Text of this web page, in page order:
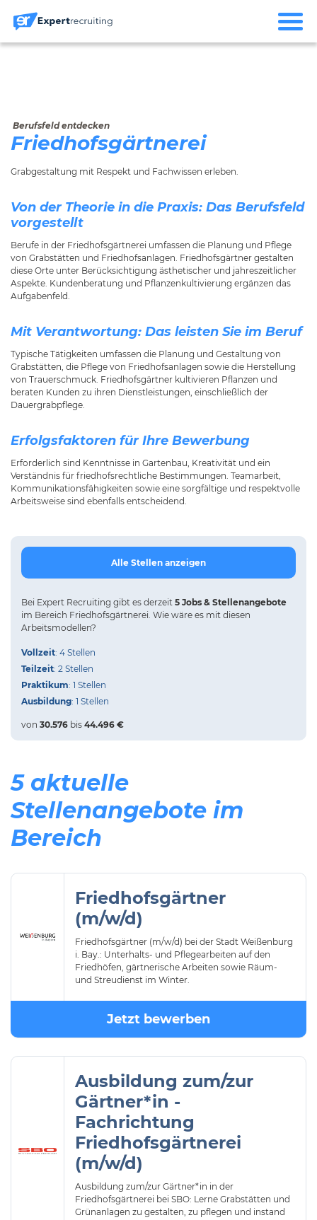
Berufsfeld entdecken
Friedhofsgärtnerei
Grabgestaltung mit Respekt und Fachwissen erleben.
Von der Theorie in die Praxis: Das Berufsfeld
vorgestellt
Berufe in der Friedhofsgärtnerei umfassen die Planung und Pflege
von Grabstätten und Friedhofsanlagen. Friedhofsgärtner gestalten
diese Orte unter Berücksichtigung ästhetischer und jahreszeitlicher
Aspekte. Kundenberatung und Pflanzenkultivierung ergänzen das
Aufgabenfeld.
Mit Verantwortung: Das leisten Sie im Beruf
Typische Tätigkeiten umfassen die Planung und Gestaltung von
Grabstätten, die Pflege von Friedhofsanlagen sowie die Herstellung
von Trauerschmuck. Friedhofsgärtner kultivieren Pflanzen und
beraten Kunden zu ihren Dienstleistungen, einschließlich der
Dauergrabpflege.
Erfolgsfaktoren für Ihre Bewerbung
Erforderlich sind Kenntnisse in Gartenbau, Kreativität und ein
Verständnis für friedhofsrechtliche Bestimmungen. Teamarbeit,
Kommunikationsfähigkeiten sowie eine sorgfältige und respektvolle
Arbeitsweise sind ebenfalls entscheidend.
Alle Stellen anzeigen
Bei Expert Recruiting gibt es derzeit 5 Jobs & Stellenangebote
im Bereich Friedhofsgärtnerei. Wie wäre es mit diesen
Arbeitsmodellen?
Vollzeit: 4 Stellen
Teilzeit: 2 Stellen
Praktikum: 1 Stellen
Ausbildung: 1 Stellen
von 30.576 bis 44.496 €
5 aktuelle
Stellenangebote im
Bereich
Friedhofsgärtner
(m/w/d)
Friedhofsgärtner (m/w/d) bei der Stadt Weißenburg
i. Bay.: Unterhalts- und Pflegearbeiten auf den
Friedhöfen, gärtnerische Arbeiten sowie Räum-
und Streudienst im Winter.
Jetzt bewerben
Ausbildung zum/zur
Gärtner*in -
Fachrichtung
Friedhofsgärtnerei
(m/w/d)
Ausbildung zum/zur Gärtner*in in der
Friedhofsgärtnerei bei SBO: Lerne Grabstätten und
Grünanlagen zu gestalten, zu pflegen und instand